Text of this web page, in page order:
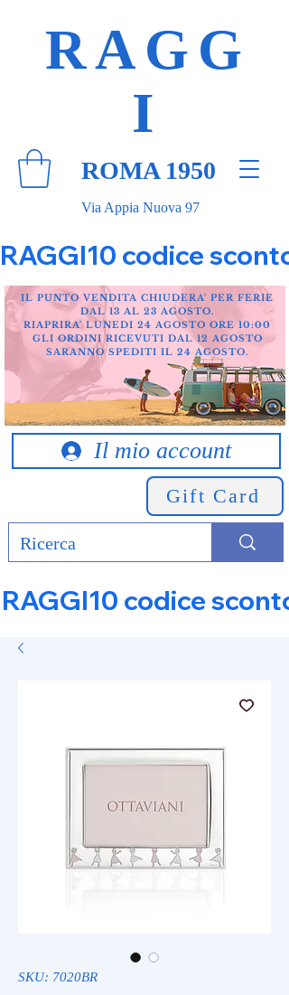
Via Appia Nuova 97
RAGG
I
ROMA 1950
RAGGI10 codice
Il mio account
Gift Card
IL PUNTO VENDITA CHIUDERA' PER FERIE
DAL 13 AL 23 AGOSTO.
RIAPRIRA' LUNEDI 24 AGOSTO ORE 10:00
GLI ORDINI RICEVUTI DAL 12 AGOSTO
SARANNO SPEDITI IL 24 AGOSTO.
RAGGI10 codice
SKU: 7020BR